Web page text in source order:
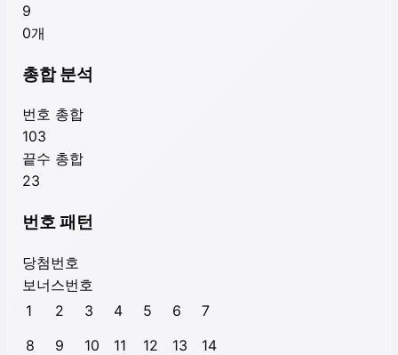
9
0개
총합 분석
번호 총합
103
끝수 총합
23
번호 패턴
당첨번호
보너스번호
1
2 3 4 5 6
7
8
9 10 11 12 13
14